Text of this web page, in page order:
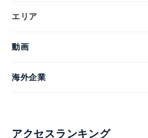
エリア
動画
海外企業
アクセスランキング